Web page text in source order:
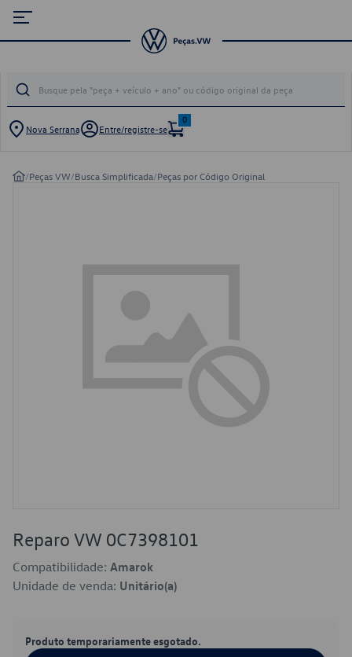
Nova Serrana Entre/registre-se
0
/Peças VW/Busca Simplificada/Peças por Código Original
Reparo VW 0C7398101
Compatibilidade: Amarok
Unidade de venda: Unitário(a)
Produto temporariamente esgotado.